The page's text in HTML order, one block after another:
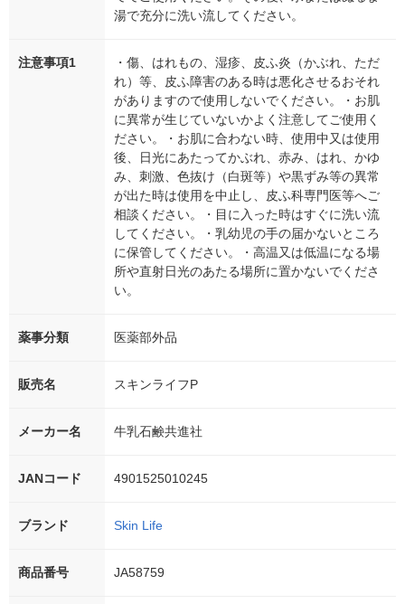
湯で充分に洗い流してください。
注意事項1
・傷、はれもの、湿疹、皮ふ炎（かぶれ、ただ
れ）等、皮ふ障害のある時は悪化させるおそれ
がありますので使用しないでください。・お肌
に異常が生じていないかよく注意してご使用く
ださい。・お肌に合わない時、使用中又は使用
後、日光にあたってかぶれ、赤み、はれ、かゆ
み、刺激、色抜け（白斑等）や黒ずみ等の異常
が出た時は使用を中止し、皮ふ科専門医等へご
相談ください。・目に入った時はすぐに洗い流
してください。・乳幼児の手の届かないところ
に保管してください。・高温又は低温になる場
所や直射日光のあたる場所に置かないでくださ
い。
薬事分類 医薬部外品
販売名 スキンライフP
メーカー名 牛乳石鹸共進社
JANコード 4901525010245
ブランド Skin Life
商品番号 JA58759